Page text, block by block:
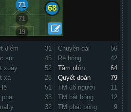
71 68
71
19
điểm
31
sút
45
xoáy
52
xa
28
lê
51
phạt
33
32
Chuyền dài
56
Rê bóng
42
Tầm nhìn
64
Quyết đoán
79
TM đổ người
11
TM bắt bóng
12
TM phát bóng
9